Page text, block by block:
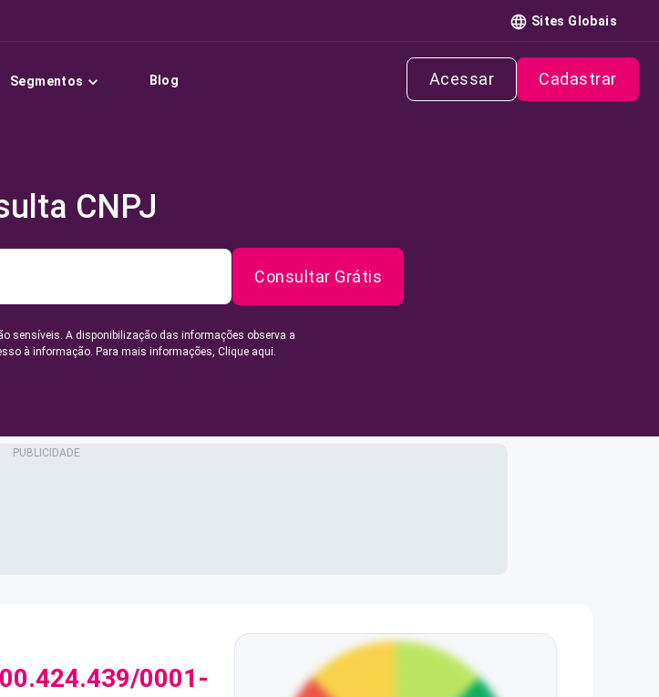
Sites Globais
Segmentos Blog Acessar Cadastrar
CNPJ
Consultar Grátis
sensíveis. A disponibilização das informações observa a
à informação. Para mais informações, Clique aqui.
00.424.439/0001-